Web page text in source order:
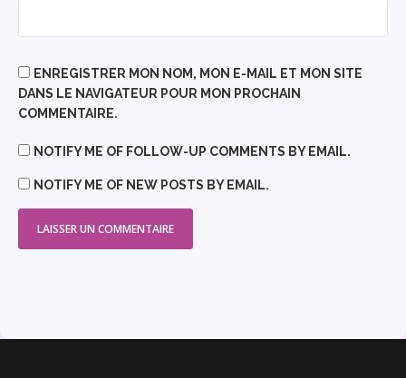
ENREGISTRER MON NOM, MON E-MAIL ET MON SITE
DANS LE NAVIGATEUR POUR MON PROCHAIN
COMMENTAIRE.
NOTIFY ME OF FOLLOW-UP COMMENTS BY EMAIL.
NOTIFY ME OF NEW POSTS BY EMAIL.